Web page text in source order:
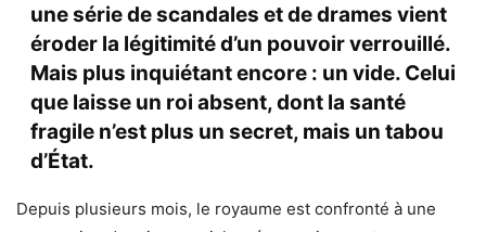
une série de scandales et de drames vient
éroder la légitimité d’un pouvoir verrouillé.
Mais plus inquiétant encore : un vide. Celui
que laisse un roi absent, dont la santé
fragile n’est plus un secret, mais un tabou
d’État.
Depuis plusieurs mois, le royaume est confronté à une